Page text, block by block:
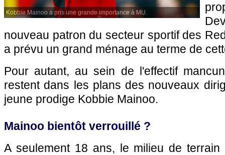
Kobbie Mainoo a pris une grande importance à MU.
nouveau patron du secteur sportif des
a prévu un grand ménage au terme de
Pour autant, au sein de l'effectif
restent dans les plans des nouveaux
jeune prodige Kobbie Mainoo.
Mainoo bientôt verrouillé ?
A seulement 18 ans, le milieu de terrain